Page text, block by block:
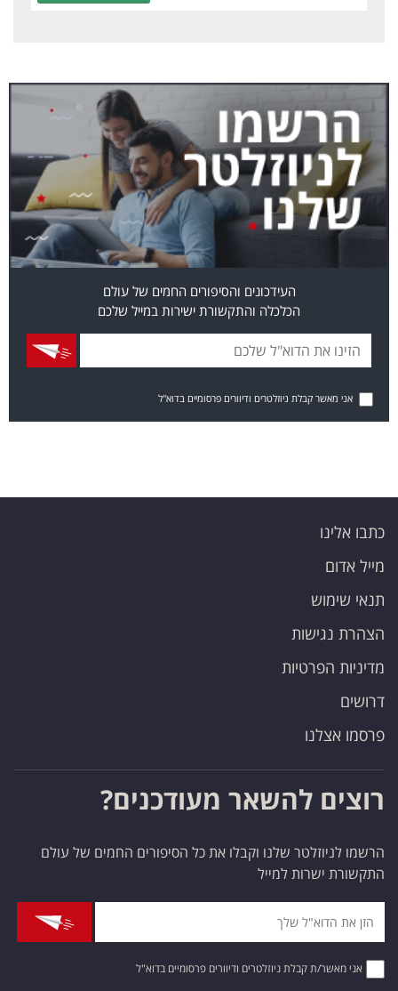
העידכונים והסיפורים החמים של עולם
הכלכלה והתקשורת ישירות במייל שלכם
אני מאשר קבלת ניוזלטרים ודיוורים פרסומיים בדוא"ל
כתבו אלינו
מייל אדום
תנאי שימוש
הצהרת נגישות
מדיניות הפרטיות
דרושים
פרסמו אצלנו
רוצים להשאר מעודכנים?
הרשמו לניוזלטר שלנו וקבלו את כל הסיפורים החמים של עולם
התקשורת ישרות למייל
אני מאשר/ת קבלת ניוזלטרים ודיוורים פרסומיים בדוא"ל